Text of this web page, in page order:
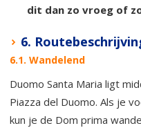
dit dan zo vroeg of
6.
6.1. Wandelend
Duomo Santa Maria ligt
Piazza del Duomo. Als je
kun je de Dom prima